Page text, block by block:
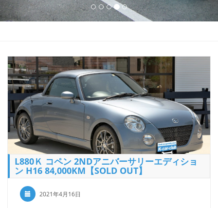
L880Ｋ コペン 2NDアニバーサリーエディショ
ン H16 84,000KM【SOLD OUT】
2021年4月16日